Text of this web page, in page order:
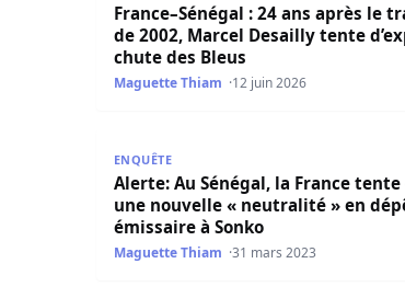
France–Sénégal : 24 ans après le
de 2002, Marcel Desailly tente
chute des Bleus
Maguette Thiam 12 juin 2026
ENQUÊTE
Alerte: Au Sénégal, la France tente
une nouvelle « neutralité » en
émissaire à Sonko
Maguette Thiam 31 mars 2023